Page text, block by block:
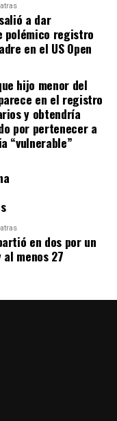
Santiago
invitada en
aún no tiene
Unidos, donde
que esperan
reunir el dinero y,
circulando por
Tomás Ross.
a dar
polémico registro
en el US Open
hijo menor del
en el registro
y obtendría
por pertenecer a
“vulnerable”
en dos por un
menos 27